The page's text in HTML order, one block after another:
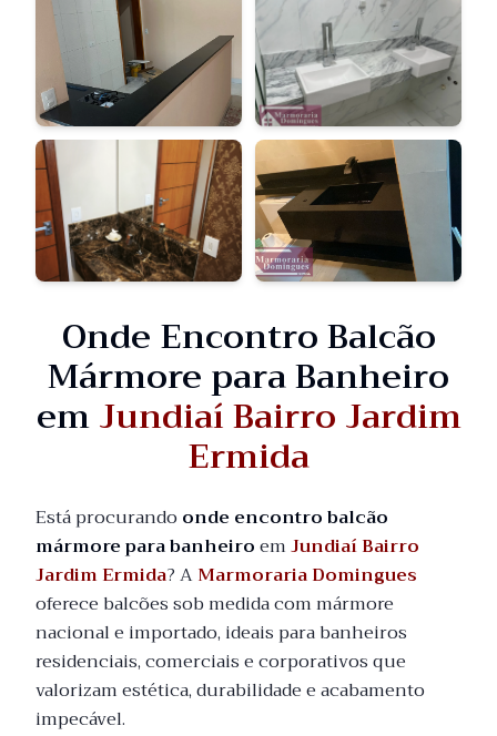
Onde Encontro Balcão
Mármore para Banheiro
emJundiaí Bairro Jardim
Ermida
Está procurando onde encontro balcão
mármore para banheiroemJundiaí Bairro
Jardim Ermida? AMarmoraria Domingues
oferece balcões sob medida com mármore
nacional e importado, ideais para banheiros
residenciais, comerciais e corporativos que
valorizam estética, durabilidade e acabamento
impecável.